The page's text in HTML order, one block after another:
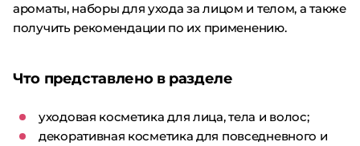
ароматы, наборы для ухода за лицом и телом, а также
получить рекомендации по их применению.
Что представлено в разделе
уходовая косметика для лица, тела и волос;
декоративная косметика для повседневного и